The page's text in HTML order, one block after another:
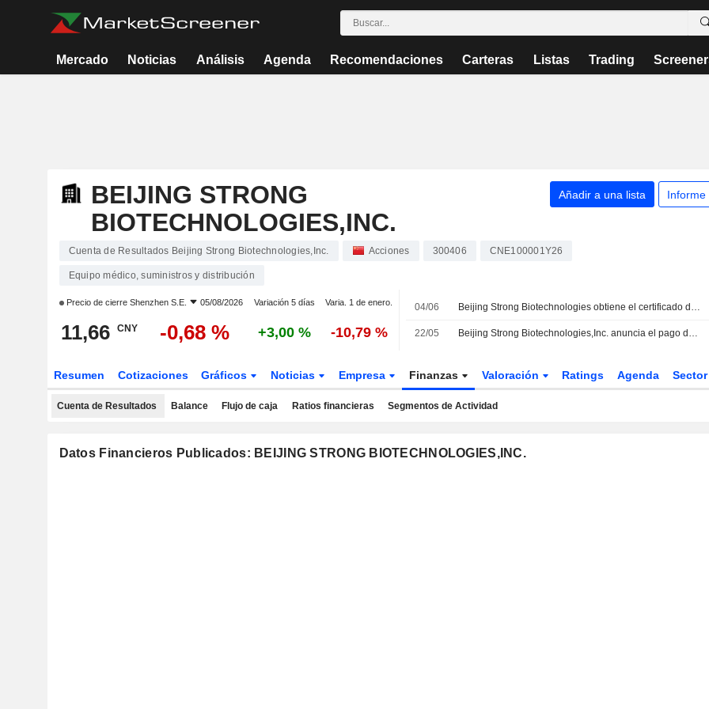
Mercado Noticias Análisis Agenda Recomendaciones Carteras Listas Trading
BEIJING STRONG
BIOTECHNOLOGIES,INC.
Añadir a una lista Informe
Cuenta de Resultados Beijing Strong Biotechnologies,Inc. Acciones 300406 CNE100001Y26
Equipo médico, suministros y distribución
Precio de cierre Shenzhen S.E. 05/08/2026 Variación 5 días Varia. 1 de enero.
11,66 CNY -0,68 % +3,00 % -10,79 %
04/06 Beijing Strong Biotechnologies obtiene el certificado de registro para su kit de inmunoensayo por quimioluminiscencia
22/05 Beijing Strong Biotechnologies,Inc. anuncia el pago de dividendos en efectivo para sus acciones de clase A correspondiente a 2025, pagadero el 29 de mayo de 2026
Resumen Cotizaciones Gráficos Noticias Empresa Finanzas Valoración Ratings Agenda
Cuenta de Resultados Balance Flujo de caja Ratios financieras Segmentos de Actividad
Datos Financieros Publicados: BEIJING STRONG BIOTECHNOLOGIES,INC.